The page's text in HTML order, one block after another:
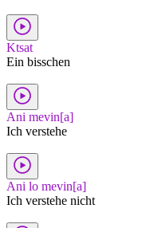
Ktsat
Ein bisschen
Ani mevin[a]
Ich verstehe
Ani lo mevin[a]
Ich verstehe nicht